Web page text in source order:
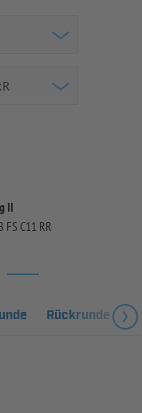
II
FS C11 RR
Rückrunde